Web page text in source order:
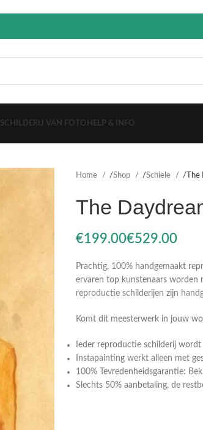
SCHILDERIJ VAN FOTO HELP & INFO
Home Shop Schiele The
The
€ €
Prachtig, 100% handgemaakt
ervaren top kunstenaars worden
reproductie schilderijen zijn
Komt dit meesterwerk in jouw
Ieder reproductie schilderij
Instapainting werkt alleen met
100% Tevredenheidsgarantie:
Slechts 50% aanbetaling, de